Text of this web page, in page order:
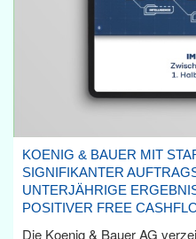
KOENIG & BAUER MIT
SIGNIFIKANTER
UNTERJÄHRIGE
POSITIVER FREE
Die Koenig & Bauer AG